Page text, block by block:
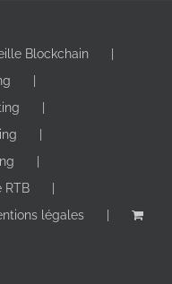
Blockchain
RTB
légales